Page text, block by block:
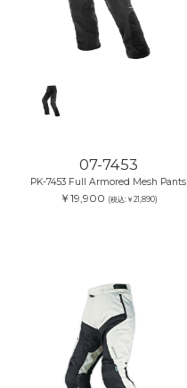
07-7453
PK-7453 Full Armored Mesh Pants
￥19,900 (税込:￥21,890)